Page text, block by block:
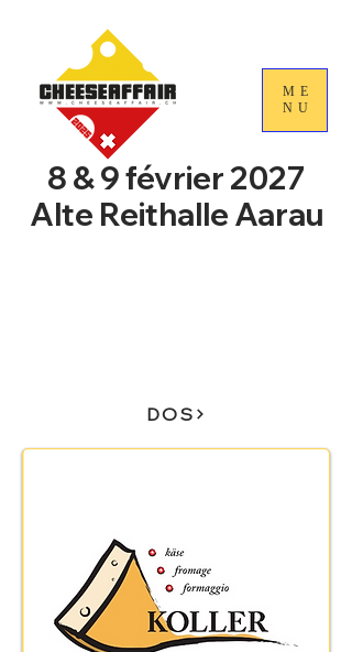
ME
NU
8 & 9 février 2027
Alte Reithalle Aarau
DOS